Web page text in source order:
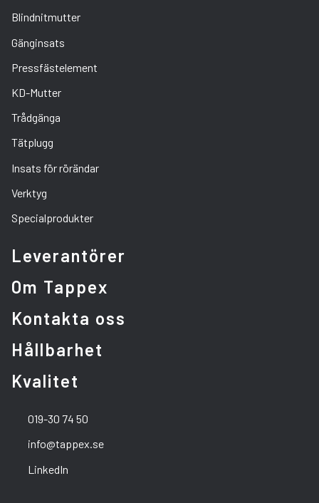
Blindnitmutter
Gänginsats
Pressfästelement
KD-Mutter
Trådgänga
Tätplugg
Insats för rörändar
Verktyg
Specialprodukter
Leverantörer
Om Tappex
Kontakta oss
Hållbarhet
Kvalitet
019-30 74 50
info@tappex.se
LinkedIn